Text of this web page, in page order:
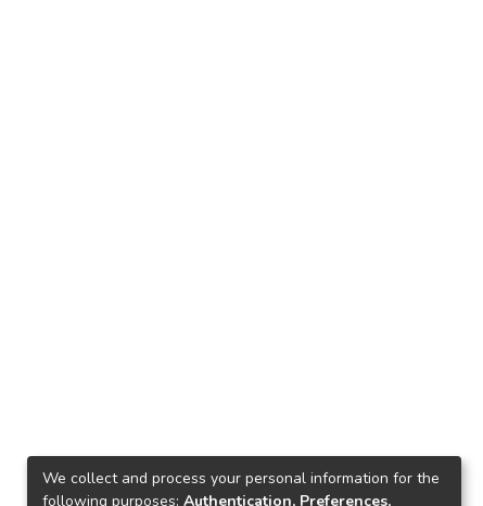
We collect and process your personal information for the
following purposes: Authentication, Preferences,